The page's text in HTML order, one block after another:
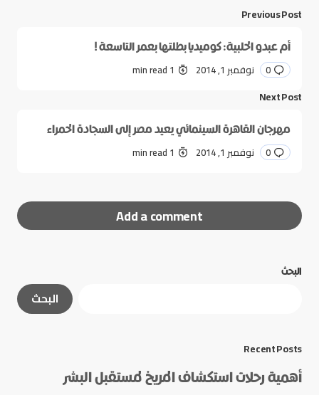
Previous Post
أم عبدو الحلبية: كوميديا بطلتها بعمر التاسعة !
0 نوفمبر 1, 2014 1 min read
Next Post
مهرجان القاهرة السينمائي يعيد مصر إلى السجادة الحمراء
0 نوفمبر 1, 2014 1 min read
Add a comment
الحقول الإلزامية
البحث
البحث
Recent Posts
أهمية رحلات استكشاف المريخ لمستقبل البشر